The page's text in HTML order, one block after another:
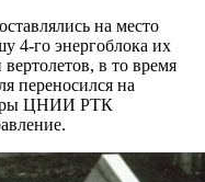
на место
4-го энергоблока их
в то время
переносился на
ЦНИИ РТК